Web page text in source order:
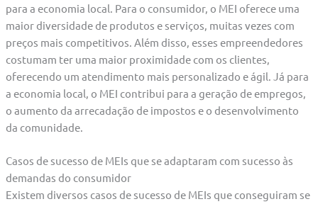
para a economia local. Para o consumidor, o MEI oferece uma
maior diversidade de produtos e serviços, muitas vezes com
preços mais competitivos. Além disso, esses empreendedores
costumam ter uma maior proximidade com os clientes,
oferecendo um atendimento mais personalizado e ágil. Já para
a economia local, o MEI contribui para a geração de empregos,
o aumento da arrecadação de impostos e o desenvolvimento
da comunidade.
Casos de sucesso de MEIs que se adaptaram com sucesso às
demandas do consumidor
Existem diversos casos de sucesso de MEIs que conseguiram se